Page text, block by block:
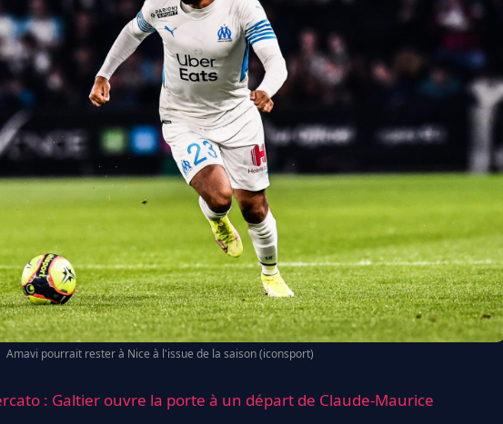
Amavi pourrait rester à Nice à l'issue de la saison (iconsport)
: Galtier ouvre la porte à un départ de Claude-Maurice